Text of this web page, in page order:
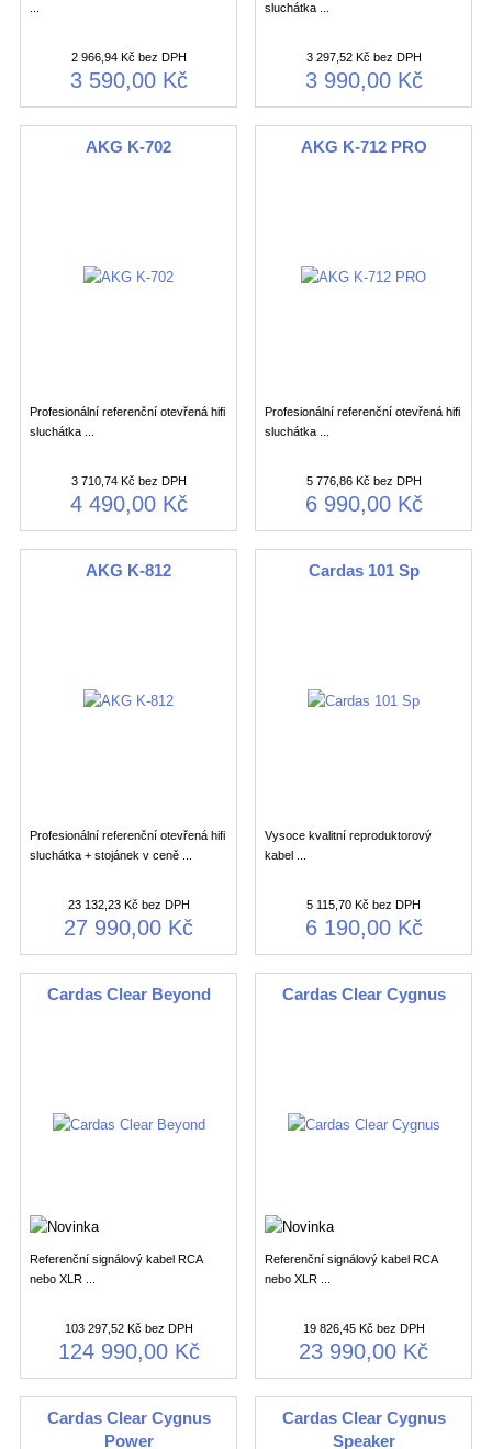
2 966,94 Kč bez DPH
3 590,00 Kč
sluchátka ...
3 297,52 Kč bez DPH
3 990,00 Kč
AKG K-702
Profesionální referenční otevřená hifi
sluchátka ...
3 710,74 Kč bez DPH
4 490,00 Kč
AKG K-712 PRO
Profesionální referenční otevřená hifi
sluchátka ...
5 776,86 Kč bez DPH
6 990,00 Kč
AKG K-812
Profesionální referenční otevřená hifi
sluchátka + stojánek v ceně ...
23 132,23 Kč bez DPH
27 990,00 Kč
Cardas 101 Sp
Vysoce kvalitní reproduktorový
kabel ...
5 115,70 Kč bez DPH
6 190,00 Kč
Cardas Clear Beyond
Referenční signálový kabel RCA
nebo XLR ...
103 297,52 Kč bez DPH
124 990,00 Kč
Cardas Clear Cygnus
Referenční signálový kabel RCA
nebo XLR ...
19 826,45 Kč bez DPH
23 990,00 Kč
Cardas Clear Cygnus
Power
Cardas Clear Cygnus
Speaker